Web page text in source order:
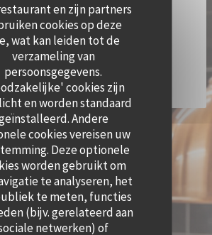
en zijn partners
cookies op deze
wat kan leiden tot de
verzameling van
persoonsgegevens.
cookies zijn
en worden standaard
Andere
cookies vereisen uw
Deze optionele
worden gebruikt om
te analyseren, het
te meten, functies
(bijv. gerelateerd aan
netwerken) of
WEBSITE GECREËERD DOOR ZENCHEF
((OPENT IN EEN NIEUW VENSTER))
GEBRUIKSVOORWAARDEN
((OPENT IN EEN NIEUW VENSTER))
PERSOONSGEGEVENS
((OPENT IN EEN NIEUW VENSTER))
COOKIES BELEID
TOEGANKELIJKHEID
((OPENT IN EEN NIEUW VENSTER))